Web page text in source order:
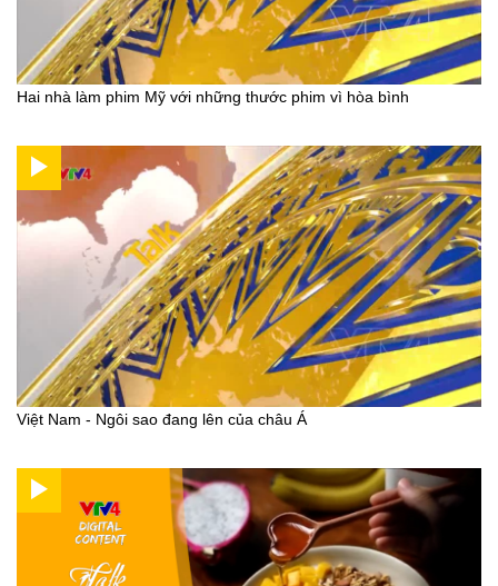
Hai nhà làm phim Mỹ với những thước phim vì hòa bình
Việt Nam - Ngôi sao đang lên của châu Á